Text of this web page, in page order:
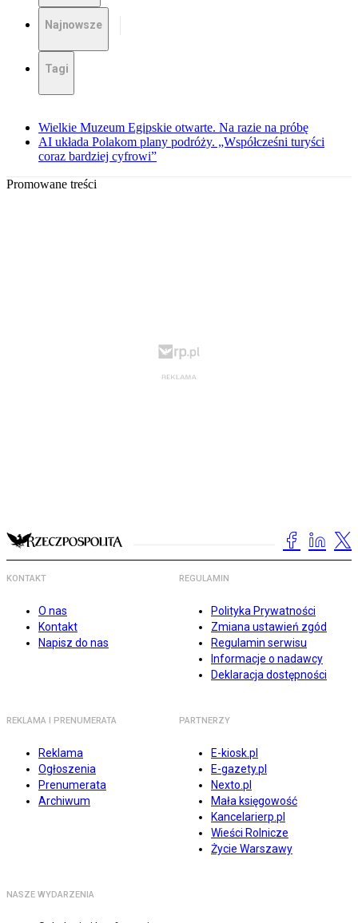
Najnowsze
Tagi
Wielkie Muzeum Egipskie otwarte. Na razie na próbę
AI układa Polakom plany podróży. „Współcześni turyści
coraz bardziej cyfrowi”
Promowane treści
KONTAKT
O nas
Kontakt
Napisz do nas
REGULAMIN
Polityka Prywatności
Zmiana ustawień zgód
Regulamin serwisu
Informacje o nadawcy
Deklaracja dostępności
REKLAMA I PRENUMERATA
Reklama
Ogłoszenia
Prenumerata
Archiwum
PARTNERZY
E-kiosk.pl
E-gazety.pl
Nexto.pl
Mała księgowość
Kancelarierp.pl
Wieści Rolnicze
Życie Warszawy
NASZE WYDARZENIA